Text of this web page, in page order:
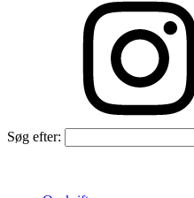
Søg efter: